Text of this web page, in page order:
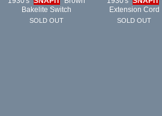
Bakelite Switch
SOLD OUT
Extension Cord
SOLD OUT